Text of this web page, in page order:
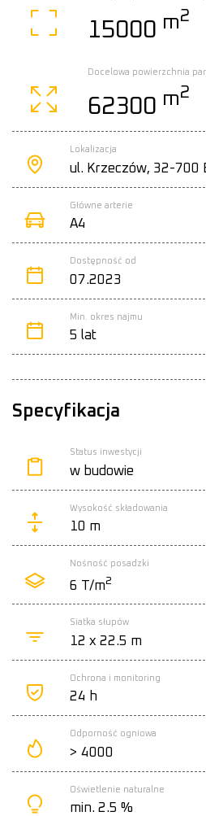
15000 m2
Docelowa powierzchnia
62300 m2
Lokalizacja
ul. Krzeczów, 32-700
Główne arterie
A4
Dostępność od
07.2023
Min. okres najmu
5 lat
Specyfikacja
Status inwestycji
w budowie
Wysokość składowania
10 m
Nośność posadzki
6 T/m2
Siatka słupów
12 x 22.5 m
Ochrona i monitoring
24 h
Odporność ogniowa
> 4000
Oświetlenie naturalne
min. 2.5 %